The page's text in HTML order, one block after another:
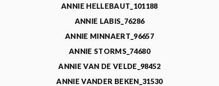
ANNIE HELLEBAUT_101188
ANNIE LABIS_76286
ANNIE MINNAERT_96657
ANNIE STORMS_74680
ANNIE VAN DE VELDE_98452
ANNIE VANDER BEKEN_31530